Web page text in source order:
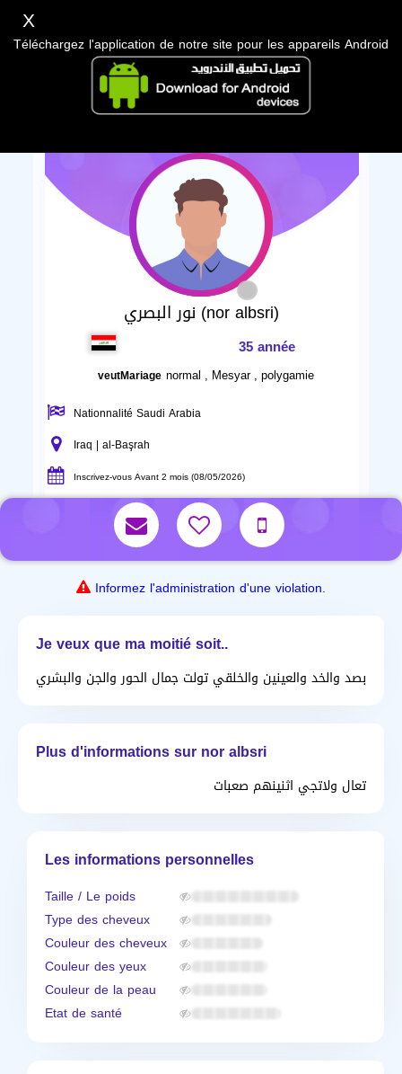
نور البصري (nor albsri)
35 année
veutMariage normal , Mesyar , polygamie
Nationnalité Saudi Arabia
Iraq | al-Başrah
Inscrivez-vous Avant 2 mois (08/05/2026)
Informez l'administration d'une violation.
Je veux que ma moitié soit..
بصد والخد والعينين والخلقي تولت جمال الحور والجن والبشري
Plus d'informations sur nor albsri
تعال ولاتجي اثنينهم صعبات
Les informations personnelles
Taille / Le poids
Type des cheveux
Couleur des cheveux
Couleur des yeux
Couleur de la peau
Etat de santé
X
Téléchargez l'application de notre site pour les appareils Android